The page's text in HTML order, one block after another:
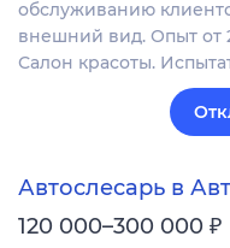
обслуживанию
внешний вид. Опыт от
Салон красоты.
Автослесарь в
120 000–300 000 ₽